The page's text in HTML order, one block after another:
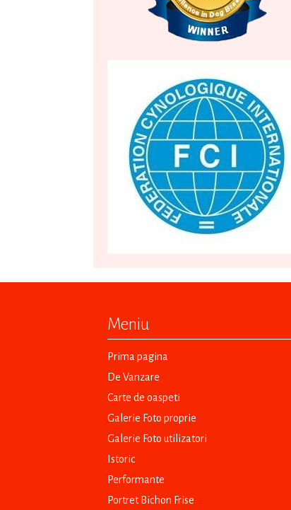
Meniu
Prima pagina
De Vanzare
Carte de oaspeti
Galerie Foto proprie
Galerie Foto utilizatori
Istoric
Performante
Portret Bichon Frise